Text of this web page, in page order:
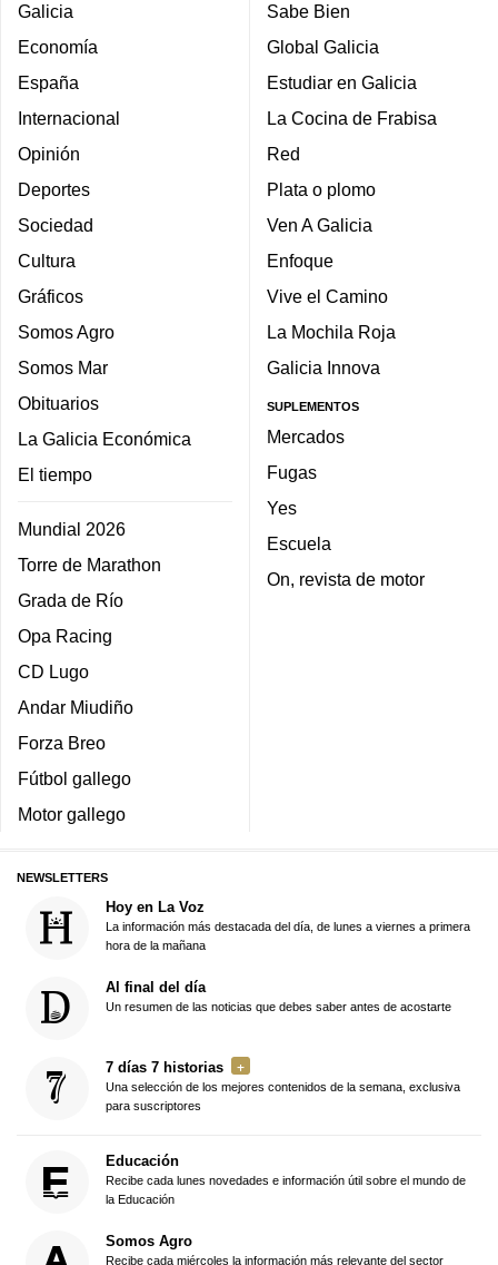
Galicia
Economía
España
Internacional
Opinión
Deportes
Sociedad
Cultura
Gráficos
Somos Agro
Somos Mar
Obituarios
La Galicia Económica
El tiempo
Mundial 2026
Torre de Marathon
Grada de Río
Opa Racing
CD Lugo
Andar Miudiño
Forza Breo
Fútbol gallego
Motor gallego
Sabe Bien
Global Galicia
Estudiar en Galicia
La Cocina de Frabisa
Red
Plata o plomo
Ven A Galicia
Enfoque
Vive el Camino
La Mochila Roja
Galicia Innova
SUPLEMENTOS
Mercados
Fugas
Yes
Escuela
On, revista de motor
NEWSLETTERS
Hoy en La Voz
La información más destacada del día, de lunes a viernes a primera
hora de la mañana
Al final del día
Un resumen de las noticias que debes saber antes de acostarte
7 días 7 historias
Una selección de los mejores contenidos de la semana, exclusiva
para suscriptores
Educación
Recibe cada lunes novedades e información útil sobre el mundo de
la Educación
Somos Agro
Recibe cada miércoles la información más relevante del sector